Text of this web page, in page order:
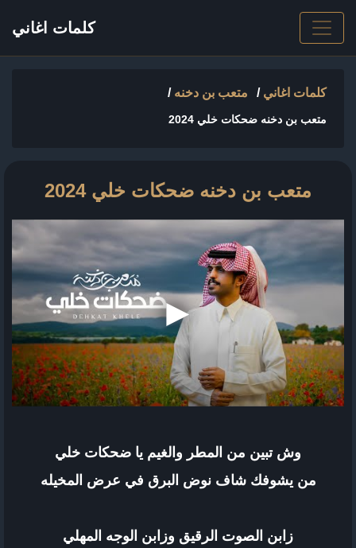
كلمات اغاني
كلمات اغاني/ متعب بن دخنه /
متعب بن دخنه ضحكات خلي 2024
متعب بن دخنه ضحكات خلي 2024
وش تبين من المطر والغيم يا ضحكات خلي
من يشوفك شاف نوض البرق في عرض المخيله
زابن الصوت الرقيق وزابن الوجه المهلي